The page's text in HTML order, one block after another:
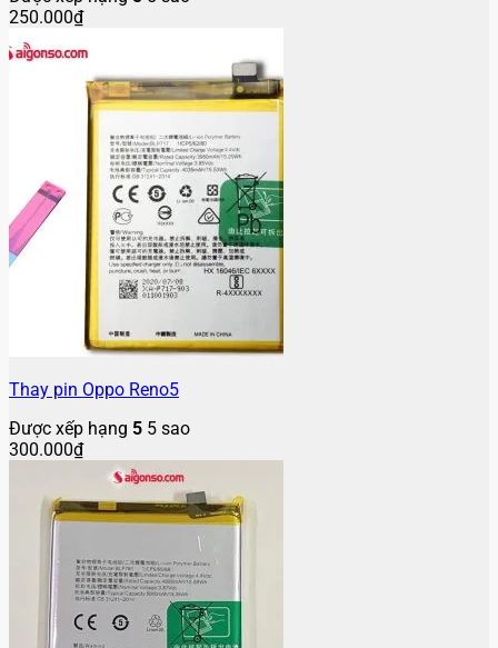
250.000₫
Thay pin Oppo Reno5
Được xếp hạng 5 5 sao
300.000₫